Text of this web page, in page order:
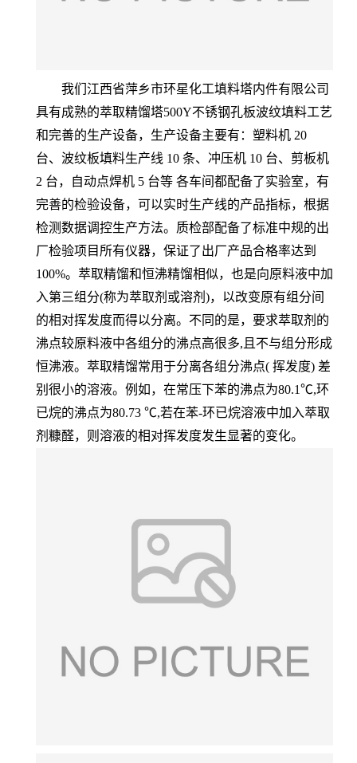
我们江西省萍乡市环星化工填料塔内件有限公司
具有成熟的萃取精馏塔500Y不锈钢孔板波纹填料工艺
和完善的生产设备，生产设备主要有：塑料机 20
台、波纹板填料生产线 10 条、冲压机 10 台、剪板机
2 台，自动点焊机 5 台等 各车间都配备了实验室，有
完善的检验设备，可以实时生产线的产品指标，根据
检测数据调控生产方法。质检部配备了标准中规的出
厂检验项目所有仪器，保证了出厂产品合格率达到
100%。萃取精馏和恒沸精馏相似，也是向原料液中加
入第三组分(称为萃取剂或溶剂)，以改变原有组分间
的相对挥发度而得以分离。不同的是，要求萃取剂的
沸点较原料液中各组分的沸点高很多,且不与组分形成
恒沸液。萃取精馏常用于分离各组分沸点( 挥发度) 差
别很小的溶液。例如，在常压下苯的沸点为80.1℃,环
已烷的沸点为80.73 ℃,若在苯-环已烷溶液中加入萃取
剂糠醛，则溶液的相对挥发度发生显著的变化。